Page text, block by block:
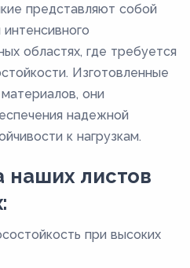
представляют собой
областях, где требуется
Изготовленные
они
надежной
к нагрузкам.
листов
при высоких